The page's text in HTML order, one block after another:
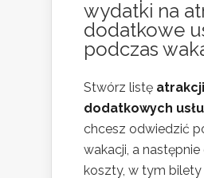
wydatki na
dodatkowe
podczas
Stwórz listę atrakcji
dodatkowych
chcesz odwiedzić
wakacji, a
koszty, w tym bilety